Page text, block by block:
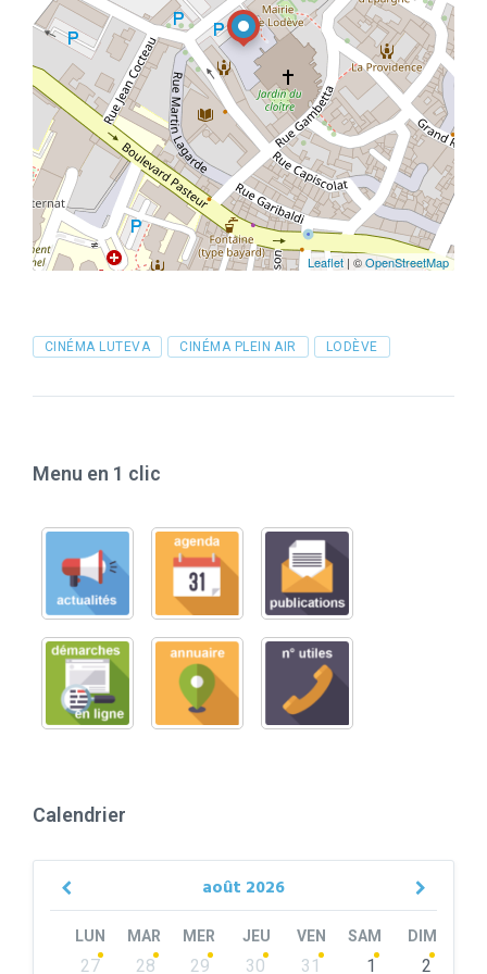
Leaflet | ©OpenStreetMap
Tags
CINÉMA LUTEVA CINÉMA PLEIN AIR LODÈVE
Menu en 1 clic
Calendrier
août 2026
Previous
LUN MAR MER JEU VEN SAM DIM
Skip27 28 29 30 31 1
2